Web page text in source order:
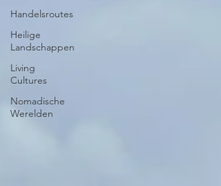
Handelsroutes
Heilige
Landschappen
Living
Cultures
Nomadische
Werelden